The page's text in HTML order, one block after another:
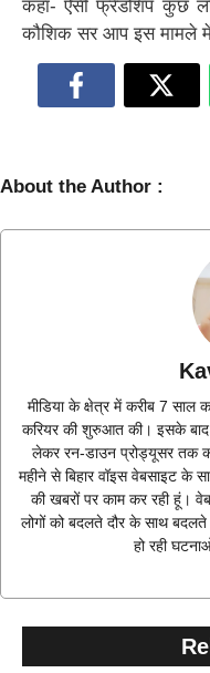
कहा- ऐसी फ्रेंडशिप कुछ
कौशिक सर आप इस मामले
About the Author :
मीडिया के क्षेत्र में करीब 7
करियर की शुरुआत की। इसके
लेकर रन-डाउन प्रोड्यूसर तक
महीने से बिहार वॉइस वेबसाइट के
की खबरों पर काम कर रही हूं।
लोगों को बदलते दौर के साथ
हो रही